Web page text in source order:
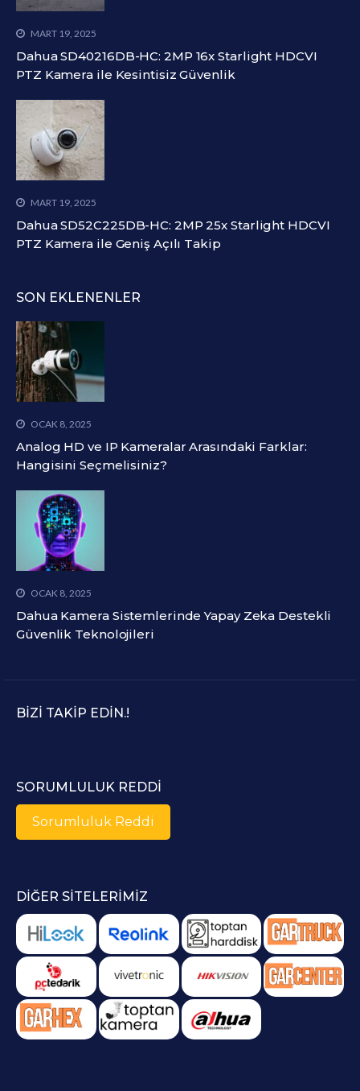
MART 19, 2025
Dahua SD40216DB-HC: 2MP 16x Starlight HDCVI
PTZ Kamera ile Kesintisiz Güvenlik
MART 19, 2025
Dahua SD52C225DB-HC: 2MP 25x Starlight HDCVI
PTZ Kamera ile Geniş Açılı Takip
SON EKLENENLER
OCAK 8, 2025
Analog HD ve IP Kameralar Arasındaki Farklar:
Hangisini Seçmelisiniz?
OCAK 8, 2025
Dahua Kamera Sistemlerinde Yapay Zeka Destekli
Güvenlik Teknolojileri
BIZI TAKIP EDIN.!
SORUMLULUK REDDI
Sorumluluk Reddi
DIĞER SITELERIMIZ